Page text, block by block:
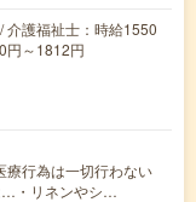
介護福祉士：時給1550
円～1812円
療行為は一切行わない
…・リネンやシ…